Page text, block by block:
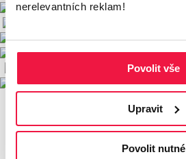
nerelevantních reklam!
Povolit vše
Upravit
Povolit nutné